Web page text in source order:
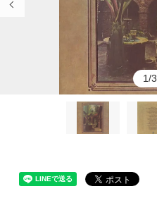
1/3